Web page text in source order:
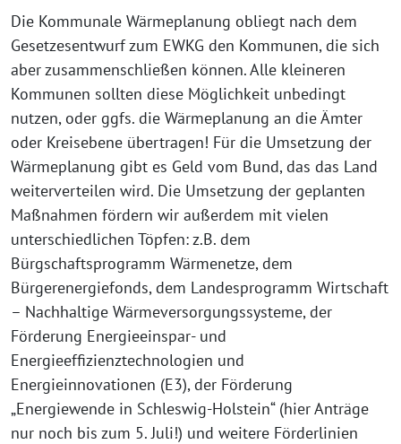
Die Kommunale Wärmeplanung obliegt nach dem
Gesetzesentwurf zum EWKG den Kommunen, die sich
aber zusammenschließen können. Alle kleineren
Kommunen sollten diese Möglichkeit unbedingt
nutzen, oder ggfs. die Wärmeplanung an die Ämter
oder Kreisebene übertragen! Für die Umsetzung der
Wärmeplanung gibt es Geld vom Bund, das das Land
weiterverteilen wird. Die Umsetzung der geplanten
Maßnahmen fördern wir außerdem mit vielen
unterschiedlichen Töpfen: z.B. dem
Bürgschaftsprogramm Wärmenetze, dem
Bürgerenergiefonds, dem Landesprogramm Wirtschaft
– Nachhaltige Wärmeversorgungssysteme, der
Förderung Energieeinspar- und
Energieeffizienztechnologien und
Energieinnovationen (E3), der Förderung
„Energiewende in Schleswig-Holstein“ (hier Anträge
nur noch bis zum 5. Juli!) und weitere Förderlinien